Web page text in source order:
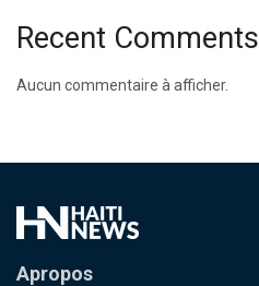
Recent Comments
Aucun commentaire à afficher.
Apropos